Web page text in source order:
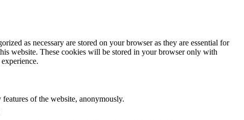
as necessary are stored on your browser as they are essential for
website. These cookies will be stored in your browser only with
of the website, anonymously.